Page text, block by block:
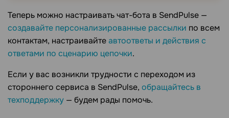
Теперь можно настраивать чат-бота в SendPulse —
создавайте персонализированные рассылки по всем
контактам, настраивайтеавтоответы и действия с
ответами по сценарию цепочки.
Если у вас возникли трудности с переходом из
стороннего сервиса в SendPulse, обращайтесь в
техподдержку — будем рады помочь.